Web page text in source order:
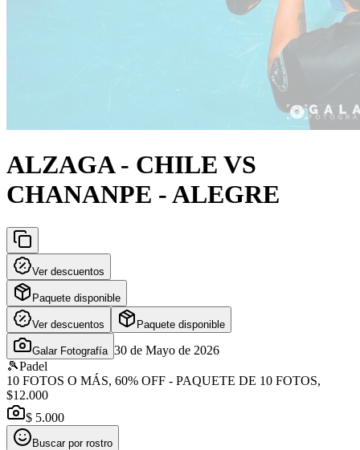
ALZAGA - CHILE VS
CHANANPE - ALEGRE
Ver descuentos
Paquete disponible
Ver descuentos Paquete disponible
Galar Fotografía 30 de Mayo de 2026
🎾Padel
10 FOTOS O MÁS, 60% OFF - PAQUETE DE 10 FOTOS,
$12.000
$ 5.000
Buscar por rostro